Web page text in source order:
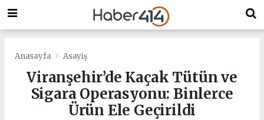
Anasayfa Asayiş
Viranşehir’de Kaçak Tütün ve
Sigara Operasyonu: Binlerce
Ürün Ele Geçirildi